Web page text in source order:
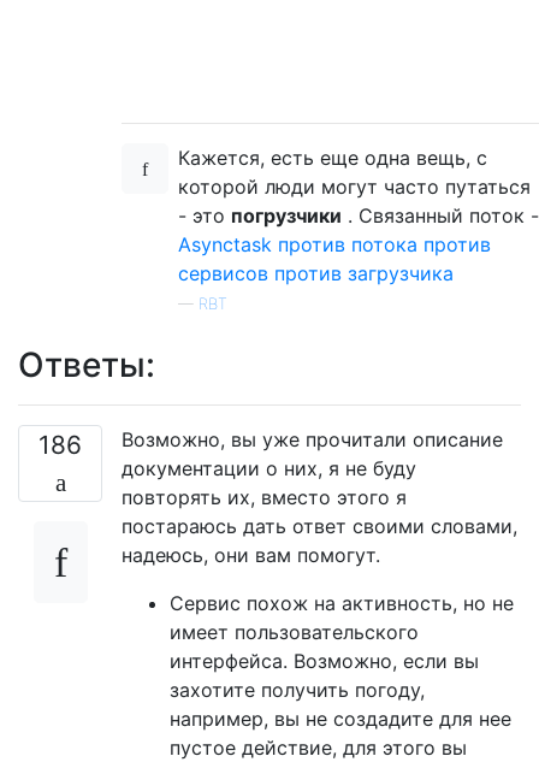
Кажется, есть еще одна вещь, с
которой люди могут часто путаться
- это погрузчики . Связанный поток -
Asynctask против потока против
сервисов против загрузчика
— RBT
Ответы:
186
Возможно, вы уже прочитали описание
документации о них, я не буду
повторять их, вместо этого я
постараюсь дать ответ своими словами,
надеюсь, они вам помогут.
Сервис похож на активность, но не
имеет пользовательского
интерфейса. Возможно, если вы
захотите получить погоду,
например, вы не создадите для нее
пустое действие, для этого вы